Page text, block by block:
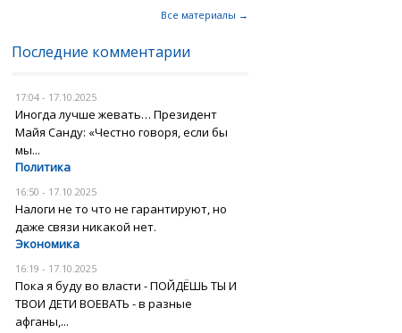
Все материалы →
Последние комментарии
17:04 - 17.10.2025
Иногда лучше жевать… Президент
Майя Санду: «Честно говоря, если бы
мы...
Политика
16:50 - 17.10.2025
Налоги не то что не гарантируют, но
даже связи никакой нет.
Экономика
16:19 - 17.10.2025
Пока я буду во власти - ПОЙДЁШЬ ТЫ И
ТВОИ ДЕТИ ВОЕВАТЬ - в разные
афганы,...